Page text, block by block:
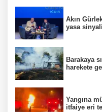
Akın
yasa sinyali
Barakaya
harekete
Yangına
itfaiye eri